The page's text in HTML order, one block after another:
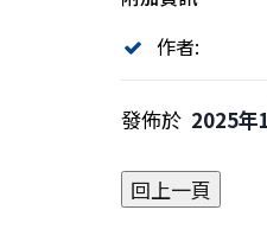
作者:
發佈於 2025年